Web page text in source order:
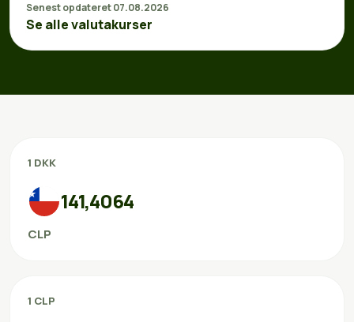
Senest opdateret 07.08.2026
Se alle valutakurser
1 DKK
141,4064
CLP
1 CLP